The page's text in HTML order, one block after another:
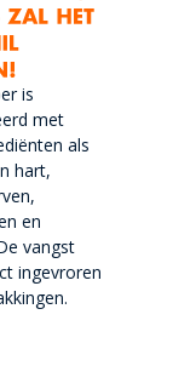
is
met
als
hart,
en
vangst
ingevroren